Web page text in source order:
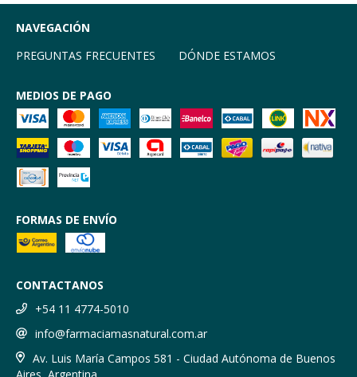
NAVEGACIÓN
PREGUNTAS FRECUENTES
DÓNDE ESTAMOS
MEDIOS DE PAGO
FORMAS DE ENVÍO
CONTACTANOS
+54 11 4774-5010
info@farmaciamasnatural.com.ar
Av. Luis María Campos 581 - Ciudad Autónoma de Buenos